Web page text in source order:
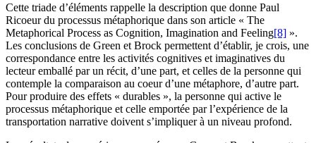
Cette triade d’éléments rappelle la description que donne Paul
Ricoeur du processus métaphorique dans son article « The
Metaphorical Process as Cognition, Imagination and Feeling[8] ».
Les conclusions de Green et Brock permettent d’établir, je crois, une
correspondance entre les activités cognitives et imaginatives du
lecteur emballé par un récit, d’une part, et celles de la personne qui
contemple la comparaison au coeur d’une métaphore, d’autre part.
Pour produire des effets « durables », la personne qui active le
processus métaphorique et celle emportée par l’expérience de la
transportation narrative doivent s’impliquer à un niveau profond.